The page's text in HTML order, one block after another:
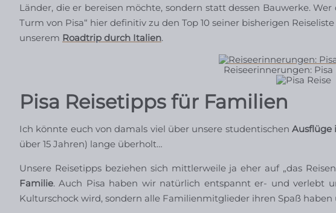
Länder, die er bereisen möchte, sondern statt dessen Bauwerke.
Turm von Pisa“ hier definitiv zu den Top 10 seiner bisherigen
unserem Roadtrip durch Italien.
Reiseerinnerungen: Pisa
Pisa Reisetipps für Familien
Ich könnte euch von damals viel über unsere studentischen Ausflüge
über 15 Jahren) lange überholt…
Unsere Reisetipps beziehen sich mittlerweile ja eher auf „das
Familie. Auch Pisa haben wir natürlich entspannt er- und verlebt
Kulturschock wird, sondern alle Familienmitglieder ihren Spaß